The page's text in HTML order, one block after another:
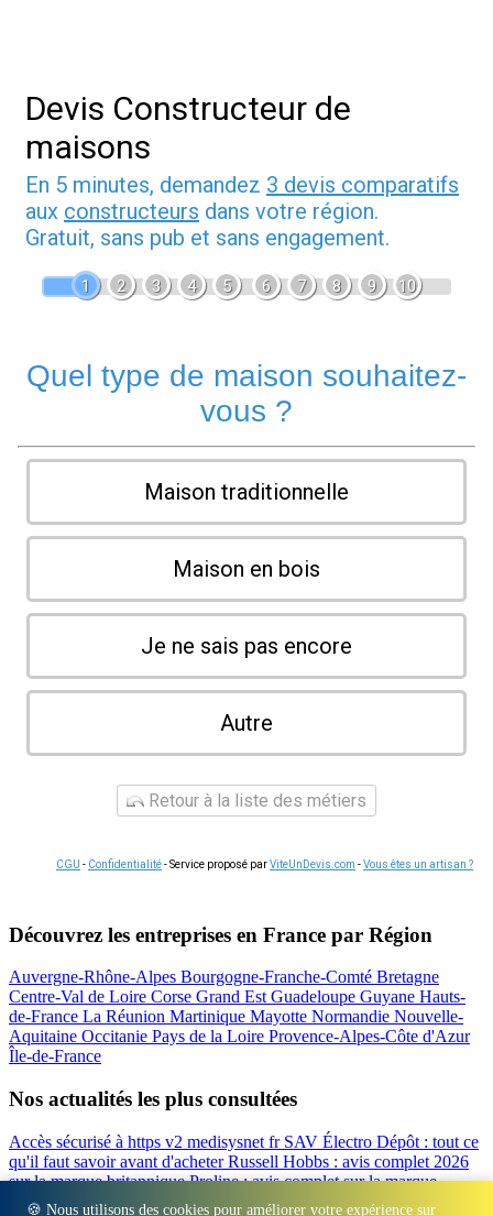
🍪 Nous utilisons des cookies pour améliorer votre expérience sur
Devis Constructeur de
maisons
En 5 minutes, demandez 3 devis comparatifs
aux constructeurs dans votre région.
Gratuit, sans pub et sans engagement.
1 2 3 4 5 6 7 8 9 10
Quel type de maison souhaitez-
vous ?
Maison traditionnelle
Maison en bois
Je ne sais pas encore
Autre
Retour à la liste des métiers
CGU - Confidentialité- Service proposé parViteUnDevis.com -Vous êtes un artisan ?
Découvrez les entreprises en France par Région
Auvergne-Rhône-Alpes Bourgogne-Franche-Comté Bretagne
Centre-Val de Loire Corse Grand EstGuadeloupe Guyane Hauts-
de-France La Réunion Martinique Mayotte Normandie Nouvelle-
Aquitaine Occitanie Pays de la Loire Provence-Alpes-Côte d'Azur
Île-de-France
Nos actualités les plus consultées
Accès sécurisé à https v2 medisysnet fr SAV Électro Dépôt : tout ce
qu'il faut savoir avant d'acheterRussell Hobbs : avis complet 2026
sur la marque britanniqueProline : avis complet sur la marque
d'électroménager
Valberg avis 2026 : notre test complet de la